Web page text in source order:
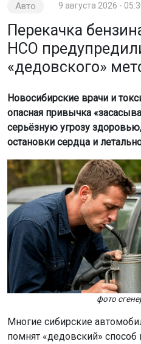
Авто 9 августа 2026 -
Перекачка
НСО
«дедовского»
Новосибирские врачи и
опасная привычка
серьёзную угрозу
остановки сердца и
фото
Многие сибирские
помнят «дедовский» способ